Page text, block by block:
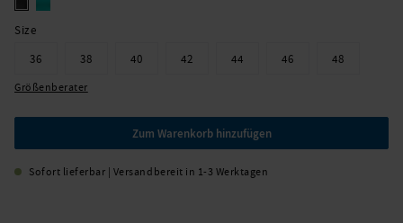
Size
36
38 40 42 44 46 48
Größenberater
Zum Warenkorb hinzufügen
Sofort lieferbar | Versandbereit in 1-3 Werktagen